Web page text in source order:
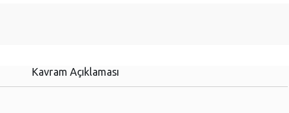
Kavram Açıklaması